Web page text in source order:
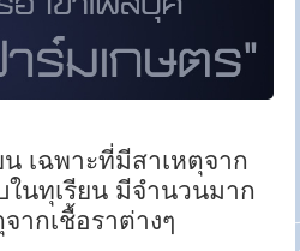
เฉพาะที่มีสาเหตุจาก
นทุเรียน มีจำนวนมาก
ากเชื้อราต่างๆ